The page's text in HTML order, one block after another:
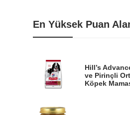
En Yüksek Puan
Hill’s
ve Pirinçli
Köpek